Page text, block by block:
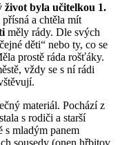
život byla učitelkou 1.
a chtěla mít
měly rády. Dle svých
děti“ nebo ty, co se
prostě ráda rošťáky.
vždy se s ní rádi
materiál. Pochází z
s rodiči a starší
s mladým panem
sousedy (onen hřbitov